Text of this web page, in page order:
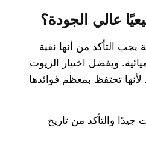
عالي الجودة؟
يجب التأكد من أنها نقية
ويفضل اختيار الزيوت
لأنها تحتفظ بمعظم فوائدها
جيدًا والتأكد من تاريخ